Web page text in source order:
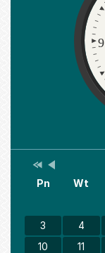
9
Kalendarz
Przestaw
na
Przestaw
na
Pn Wt
3
4
10
11